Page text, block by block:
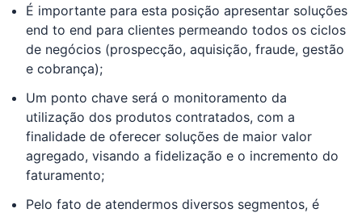
É importante para esta posição apresentar soluções
end to end para clientes permeando todos os ciclos
de negócios (prospecção, aquisição, fraude, gestão
e cobrança);
Um ponto chave será o monitoramento da
utilização dos produtos contratados, com a
finalidade de oferecer soluções de maior valor
agregado, visando a fidelização e o incremento do
faturamento;
Pelo fato de atendermos diversos segmentos, é